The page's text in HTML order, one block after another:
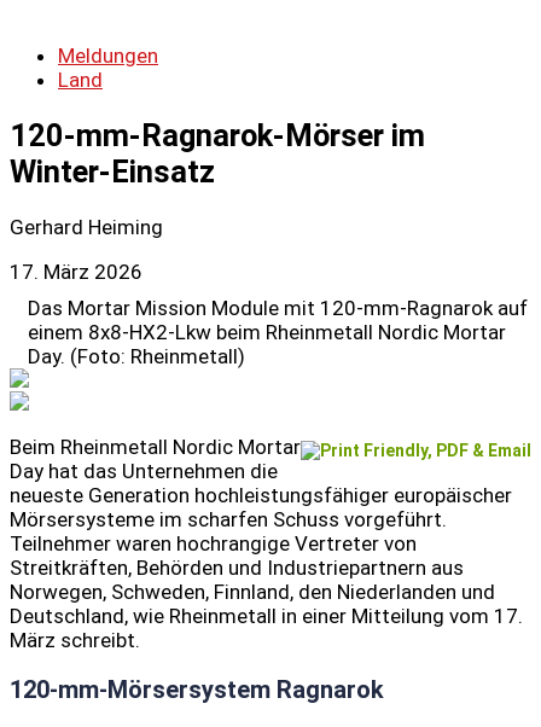
Meldungen
Land
120-mm-Ragnarok-Mörser im
Winter-Einsatz
Gerhard Heiming
17. März 2026
Das Mortar Mission Module mit 120-mm-Ragnarok auf
einem 8x8-HX2-Lkw beim Rheinmetall Nordic Mortar
Day. (Foto: Rheinmetall)
Beim Rheinmetall Nordic Mortar
Day hat das Unternehmen die
neueste Generation hochleistungsfähiger europäischer
Mörsersysteme im scharfen Schuss vorgeführt.
Teilnehmer waren hochrangige Vertreter von
Streitkräften, Behörden und Industriepartnern aus
Norwegen, Schweden, Finnland, den Niederlanden und
Deutschland, wie Rheinmetall in einer Mitteilung vom 17.
März schreibt.
120-mm-Mörsersystem Ragnarok